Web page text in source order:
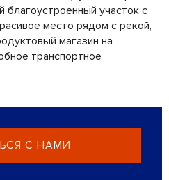
благоустроенный участок с
место рядом с рекой,
магазин на
транспортное
С НАМИ